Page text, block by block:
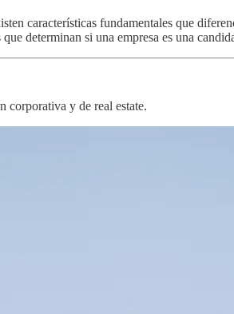
características fundamentales que
determinan si una empresa es una
corporativa y de real estate.